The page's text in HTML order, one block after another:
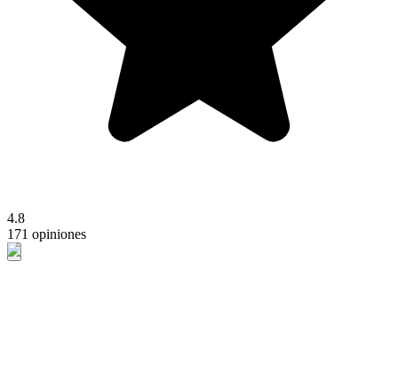
4.8
171 opiniones